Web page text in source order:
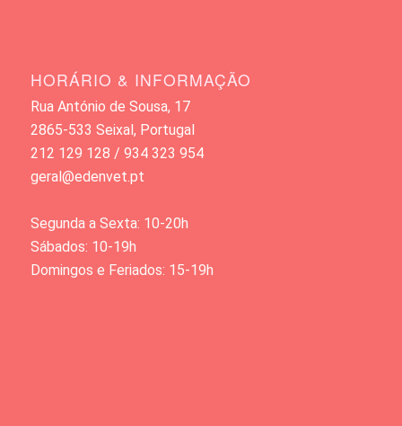
HORÁRIO & INFORMAÇÃO
Rua António de Sousa, 17
2865-533 Seixal, Portugal
212 129 128 / 934 323 954
geral@edenvet.pt
Segunda a Sexta: 10-20h
Sábados: 10-19h
Domingos e Feriados: 15-19h